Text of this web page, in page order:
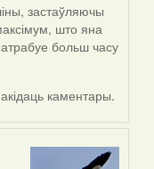
застаўляючы
што яна
больш часу
каментары.